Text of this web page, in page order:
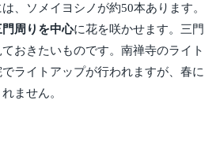
、ソメイヨシノが約50本あります。
周りを中心に花を咲かせます。三門
おきたいものです。南禅寺のライト
ライトアップが行われますが、春に
ません。